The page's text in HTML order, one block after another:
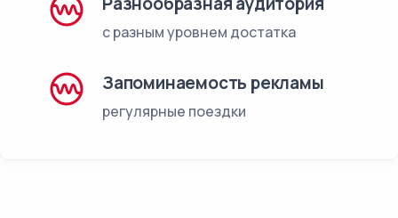
с разным уровнем достатка
Запоминаемость рекламы
регулярные поездки